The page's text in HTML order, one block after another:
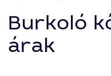
Burkoló
árak